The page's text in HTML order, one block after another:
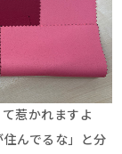
惹かれますよ
んでるな」と分